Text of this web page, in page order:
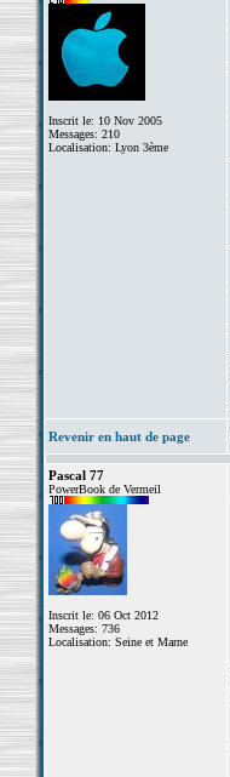
Inscrit le: 10 Nov 2005
Messages: 210
Localisation: Lyon 3ème
Revenir en haut de page
Pascal 77
PowerBook de Vermeil
Inscrit le: 06 Oct 2012
Messages: 736
Localisation: Seine et Marne